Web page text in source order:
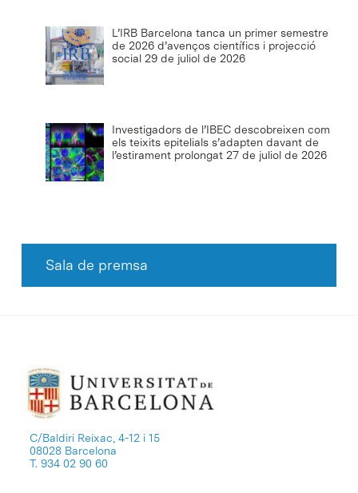
L’IRB Barcelona tanca un primer semestre
de 2026 d’avenços científics i projecció
social 29 de juliol de 2026
Investigadors de l’IBEC descobreixen com
els teixits epitelials s’adapten davant de
l’estirament prolongat 27 de juliol de 2026
Sala de premsa
C/Baldiri Reixac, 4-12 i 15
08028 Barcelona
T. 934 02 90 60